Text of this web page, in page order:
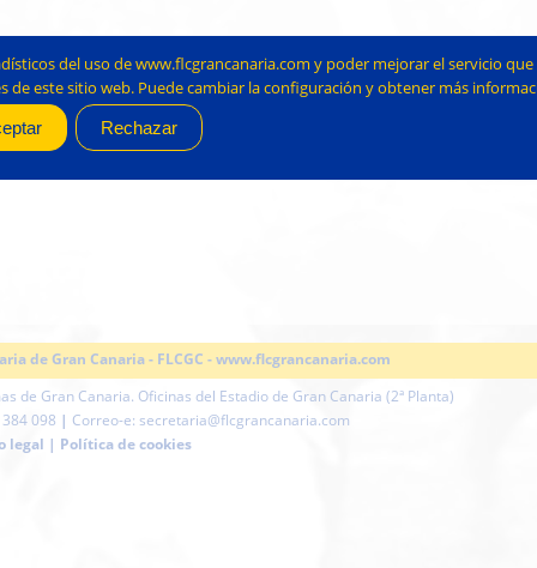
de Gran Canaria - FLCGC -www.flcgrancanaria.com
de Gran Canaria. Oficinas del Estadio de Gran Canaria (2ª Planta)
098 | Correo-e: secretaria@flcgrancanaria.com
legal | Política de cookies
del uso de www.flcgrancanaria.com y poder mejorar el servicio
este sitio web. Puede cambiar la configuración y obtener más